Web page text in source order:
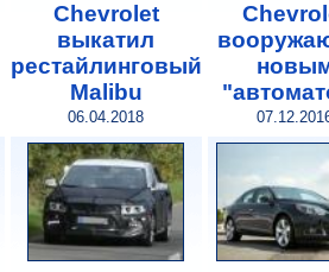
Chevrolet
выкатил
рестайлинговый
Malibu
06.04.2018